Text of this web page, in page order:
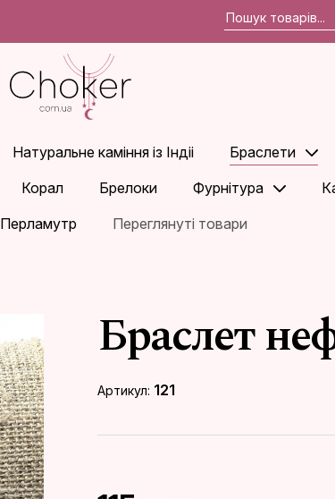
Натуральне каміння із Індіі Браслети
Корал Брелоки Фурнітура
Перламутр Переглянуті товари
Браслет
Артикул: 121